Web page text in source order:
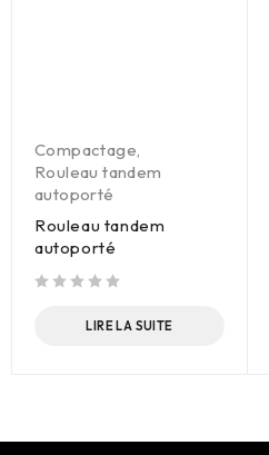
Compactage,
Rouleau tandem
autoporté
Rouleau tandem
autoporté
LIRE LA SUITE